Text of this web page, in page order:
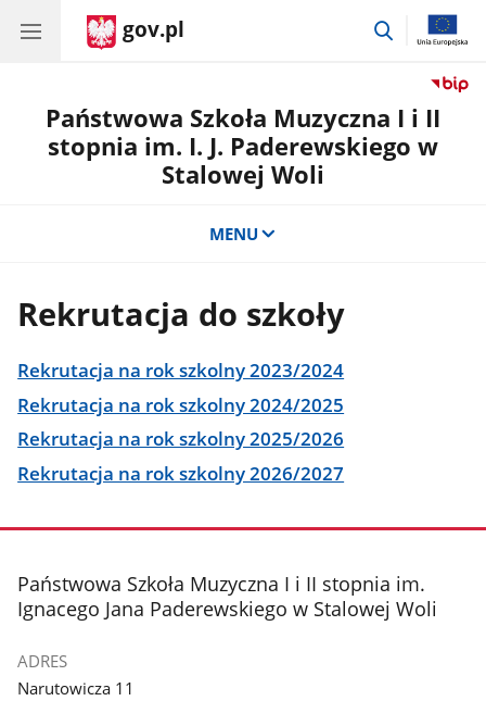
gov.pl
przejdź
Państwowa Szkoła Muzyczna I i II
stopnia im. I. J. Paderewskiego w
Stalowej Woli
MENU
Rekrutacja do szkoły
Rekrutacja na rok szkolny 2023/2024
Rekrutacja na rok szkolny 2024/2025
Rekrutacja na rok szkolny 2025/2026
Rekrutacja na rok szkolny 2026/2027
stopka
Państwowa Szkoła Muzyczna I i II stopnia im.
Ignacego Jana Paderewskiego w Stalowej Woli
ADRES
Narutowicza 11